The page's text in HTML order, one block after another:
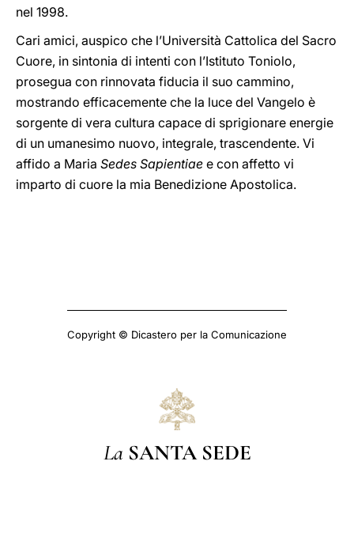
nel 1998.
Cari amici, auspico che l’Università Cattolica del Sacro
Cuore, in sintonia di intenti con l’Istituto Toniolo,
prosegua con rinnovata fiducia il suo cammino,
mostrando efficacemente che la luce del Vangelo è
sorgente di vera cultura capace di sprigionare energie
di un umanesimo nuovo, integrale, trascendente. Vi
affido a Maria Sedes Sapientiae e con affetto vi
imparto di cuore la mia Benedizione Apostolica.
Copyright © Dicastero per la Comunicazione
La SANTA SEDE